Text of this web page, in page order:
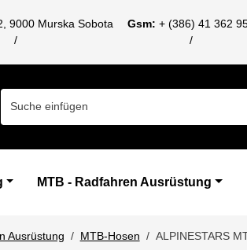
9000 Murska Sobota Gsm: + (386) 41 362
MTB - Radfahren Ausrüstung
Ausrüstung MTB-Hosen ALPINESTARS